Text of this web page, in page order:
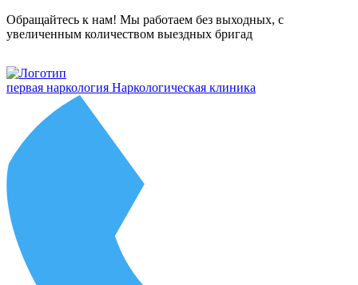
Обращайтесь к нам! Мы работаем без выходных, с
увеличенным количеством выездных бригад
первая наркология Наркологическая клиника